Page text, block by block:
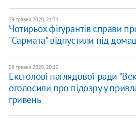
29 травня 2020, 21:31
Чотирьох фігурантів справи
"Сармата" відпустили під
29 травня 2020, 20:12
Ексголові наглядової ради
оголосили про підозру у
гривень